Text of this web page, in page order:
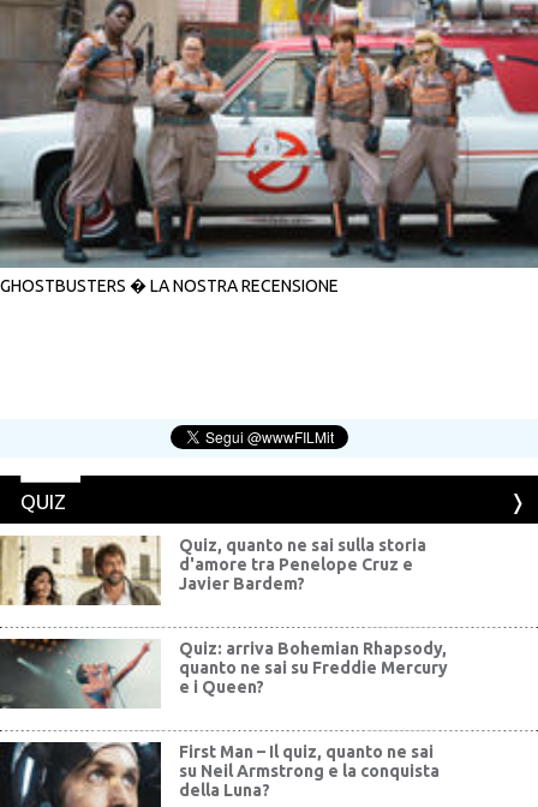
GHOSTBUSTERS � LA NOSTRA RECENSIONE
QUIZ
Quiz, quanto ne sai sulla storia
d'amore tra Penelope Cruz e
Javier Bardem?
Quiz: arriva Bohemian Rhapsody,
quanto ne sai su Freddie Mercury
e i Queen?
First Man – Il quiz, quanto ne sai
su Neil Armstrong e la conquista
della Luna?